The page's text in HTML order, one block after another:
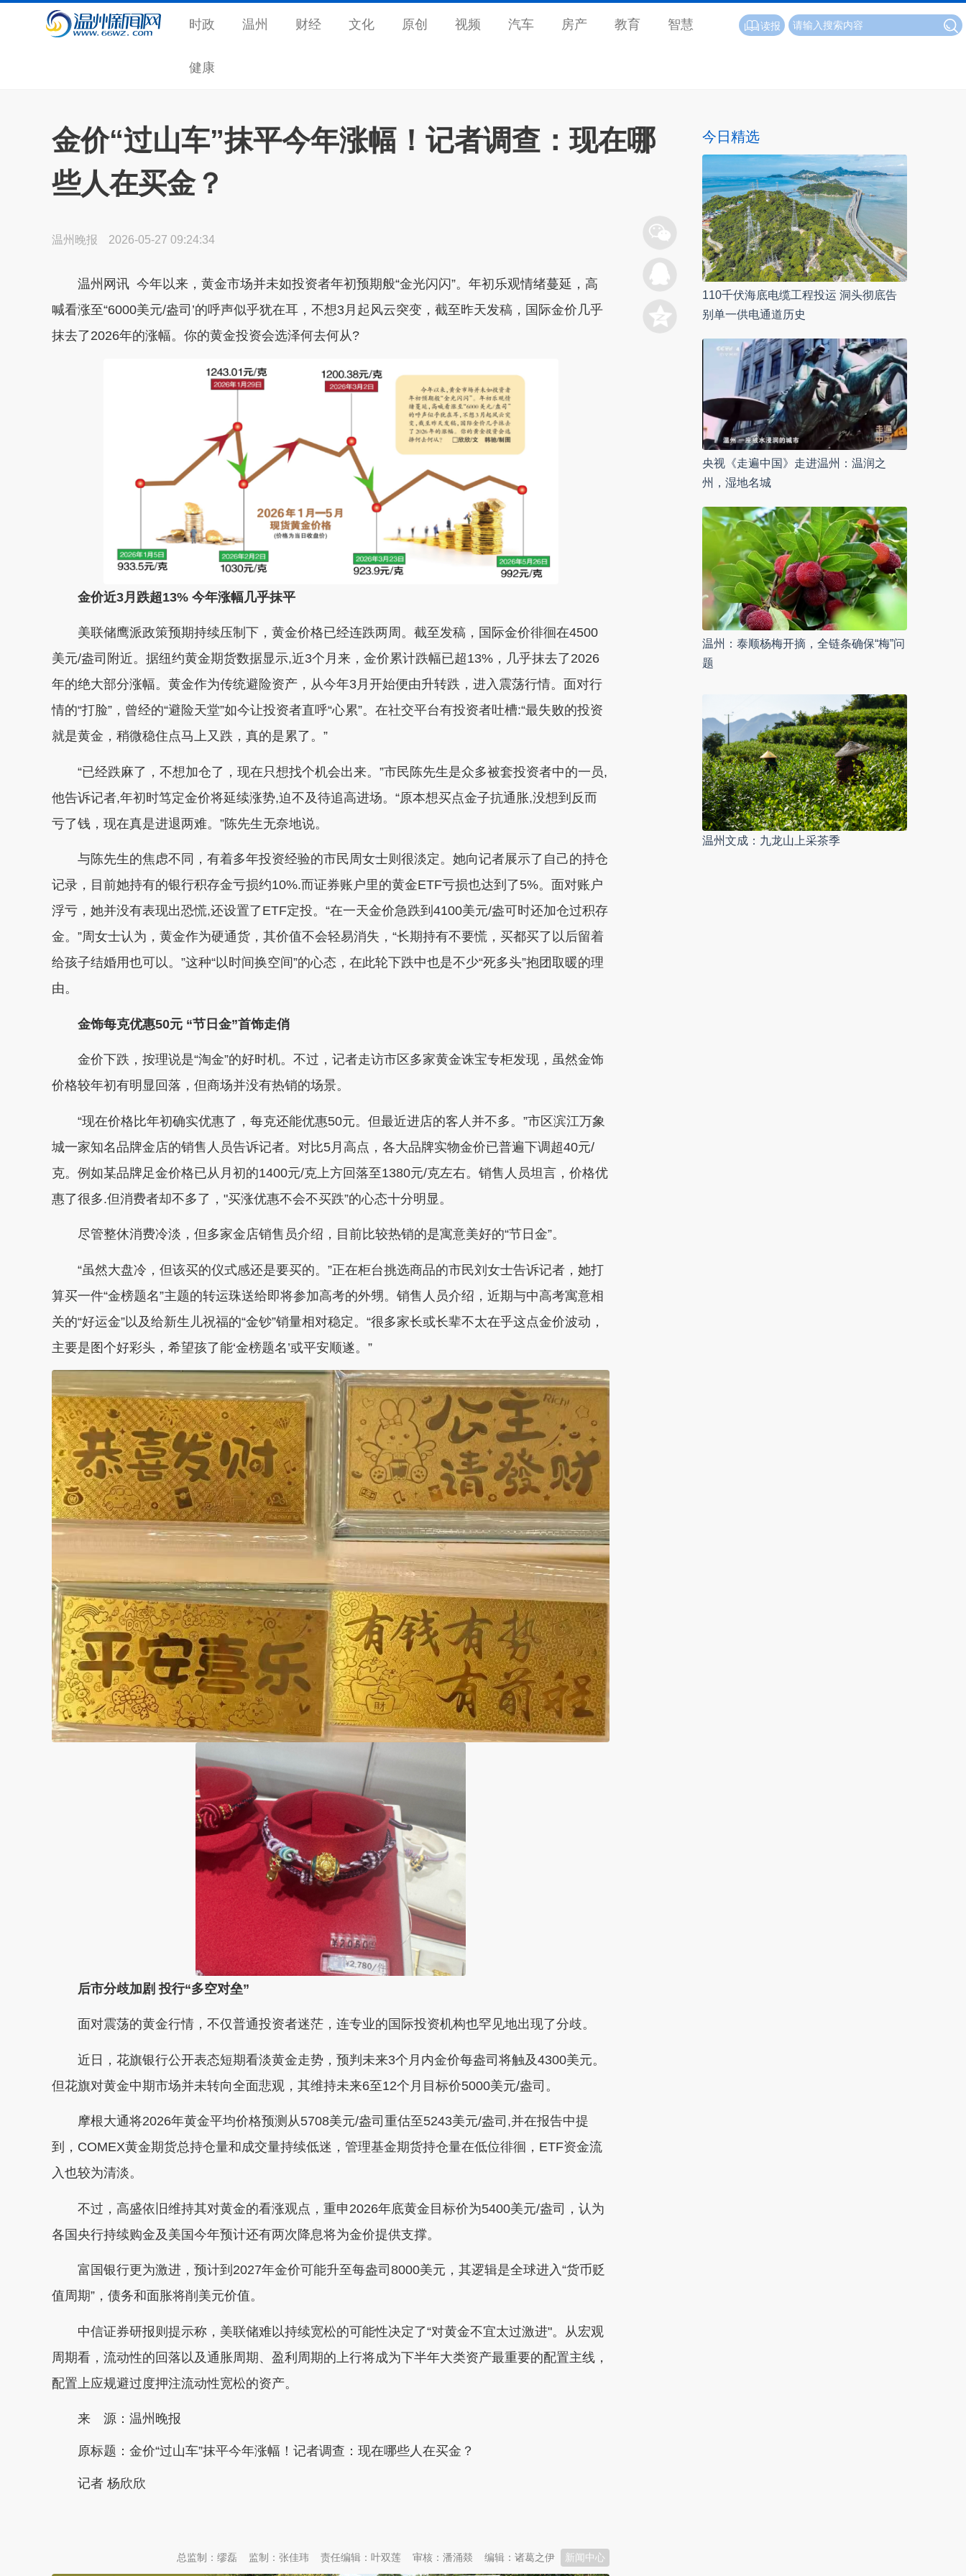
时政 温州 财经 文化 原创 视频 汽车 房产 教育 智慧
健康
读报
金价“过山车”抹平今年涨幅！记者调查：现在哪
些人在买金？
温州晚报 2026-05-27 09:24:34
温州网讯 今年以来，黄金市场并未如投资者年初预期般“金光闪闪”。年初乐观情绪蔓延，高
喊看涨至“6000美元/盎司’的呼声似乎犹在耳，不想3月起风云突变，截至昨天发稿，国际金价几乎
抹去了2026年的涨幅。你的黄金投资会选泽何去何从?
金价近3月跌超13% 今年涨幅几乎抹平
美联储鹰派政策预期持续压制下，黄金价格已经连跌两周。截至发稿，国际金价徘徊在4500
美元/盎司附近。据纽约黄金期货数据显示,近3个月来，金价累计跌幅已超13%，几乎抹去了2026
年的绝大部分涨幅。黄金作为传统避险资产，从今年3月开始便由升转跌，进入震荡行情。面对行
情的“打脸”，曾经的“避险天堂”如今让投资者直呼“心累”。在社交平台有投资者吐槽:“最失败的投资
就是黄金，稍微稳住点马上又跌，真的是累了。”
“已经跌麻了，不想加仓了，现在只想找个机会出来。”市民陈先生是众多被套投资者中的一员,
他告诉记者,年初时笃定金价将延续涨势,迫不及待追高进场。“原本想买点金子抗通胀,没想到反而
亏了钱，现在真是进退两难。”陈先生无奈地说。
与陈先生的焦虑不同，有着多年投资经验的市民周女士则很淡定。她向记者展示了自己的持仓
记录，目前她持有的银行积存金亏损约10%.而证券账户里的黄金ETF亏损也达到了5%。面对账户
浮亏，她并没有表现出恐慌,还设置了ETF定投。“在一天金价急跌到4100美元/盎可时还加仓过积存
金。”周女士认为，黄金作为硬通货，其价值不会轻易消失，“长期持有不要慌，买都买了以后留着
给孩子结婚用也可以。”这种“以时间换空间”的心态，在此轮下跌中也是不少“死多头”抱团取暖的理
由。
金饰每克优惠50元 “节日金”首饰走俏
金价下跌，按理说是“淘金”的好时机。不过，记者走访市区多家黄金诛宝专柜发现，虽然金饰
价格较年初有明显回落，但商场并没有热销的场景。
“现在价格比年初确实优惠了，每克还能优惠50元。但最近进店的客人并不多。”市区滨江万象
城一家知名品牌金店的销售人员告诉记者。对比5月高点，各大品牌实物金价已普遍下调超40元/
克。例如某品牌足金价格已从月初的1400元/克上方回落至1380元/克左右。销售人员坦言，价格优
惠了很多.但消费者却不多了，"买涨优惠不会不买跌”的心态十分明显。
尽管整休消费冷淡，但多家金店销售员介绍，目前比较热销的是寓意美好的“节日金”。
“虽然大盘冷，但该买的仪式感还是要买的。”正在柜台挑选商品的市民刘女士告诉记者，她打
算买一件“金榜题名”主题的转运珠送给即将参加高考的外甥。销售人员介绍，近期与中高考寓意相
关的“好运金”以及给新生儿祝福的“金钞”销量相对稳定。“很多家长或长辈不太在乎这点金价波动，
主要是图个好彩头，希望孩了能‘金榜题名’或平安顺遂。”
后市分歧加剧 投行“多空对垒”
面对震荡的黄金行情，不仅普通投资者迷茫，连专业的国际投资机构也罕见地出现了分歧。
近日，花旗银行公开表态短期看淡黄金走势，预判未来3个月内金价每盎司将触及4300美元。
但花旗对黄金中期市场并未转向全面悲观，其维持未来6至12个月目标价5000美元/盎司。
摩根大通将2026年黄金平均价格预测从5708美元/盎司重估至5243美元/盎司,并在报告中提
到，COMEX黄金期货总持仓量和成交量持续低迷，管理基金期货持仓量在低位徘徊，ETF资金流
入也较为清淡。
不过，高盛依旧维持其对黄金的看涨观点，重申2026年底黄金目标价为5400美元/盎司，认为
各国央行持续购金及美国今年预计还有两次降息将为金价提供支撑。
富国银行更为激进，预计到2027年金价可能升至每盎司8000美元，其逻辑是全球进入“货币贬
值周期”，债务和面胀将削美元价值。
中信证券研报则提示称，美联储难以持续宽松的可能性决定了“对黄金不宜太过激进"。从宏观
周期看，流动性的回落以及通胀周期、盈利周期的上行将成为下半年大类资产最重要的配置主线，
配置上应规避过度押注流动性宽松的资产。
来 源：温州晚报
原标题： 金价“过山车”抹平今年涨幅！记者调查：现在哪些人在买金？
记者 杨欣欣
新闻中心
编辑：诸葛之伊
审核：潘涌燚
责任编辑：叶双莲
监制：张佳玮
总监制：缪磊
今日精选
110千伏海底电缆工程投运 洞头彻底告
别单一供电通道历史
央视《走遍中国》走进温州：温润之
州，湿地名城
温州：泰顺杨梅开摘，全链条确保“梅”问
题
温州文成：九龙山上采茶季